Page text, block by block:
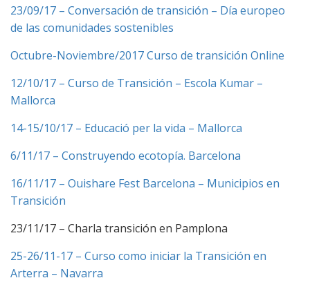
23/09/17 – Conversación de transición – Día europeo
de las comunidades sostenibles
Octubre-Noviembre/2017 Curso de transición Online
12/10/17 – Curso de Transición – Escola Kumar –
Mallorca
14-15/10/17 – Educació per la vida – Mallorca
6/11/17 – Construyendo ecotopía. Barcelona
16/11/17 – Ouishare Fest Barcelona – Municipios en
Transición
23/11/17 – Charla transición en Pamplona
25-26/11-17 – Curso como iniciar la Transición en
Arterra – Navarra